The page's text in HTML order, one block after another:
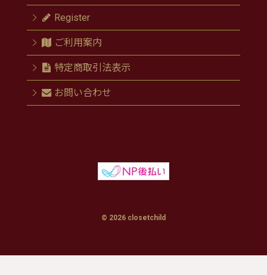
Register
ご利用案内
特定商取引法表示
お問い合わせ
© 2026 closetchild